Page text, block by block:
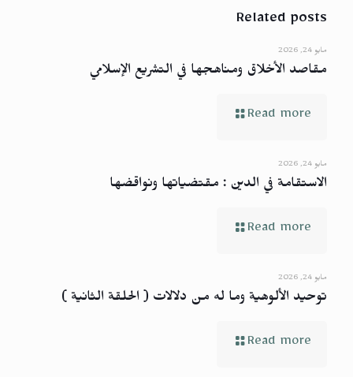
Related posts
مايو 24, 2026
مقاصد الأخلاق ومناهجها في التشريع الإسلامي
Read more
مايو 24, 2026
الاستقامة في الدين : مقتضياتها ونواقضها
Read more
مايو 24, 2026
توحيد الألوهية وما له من دلالات ( الحلقة الثانية )
Read more